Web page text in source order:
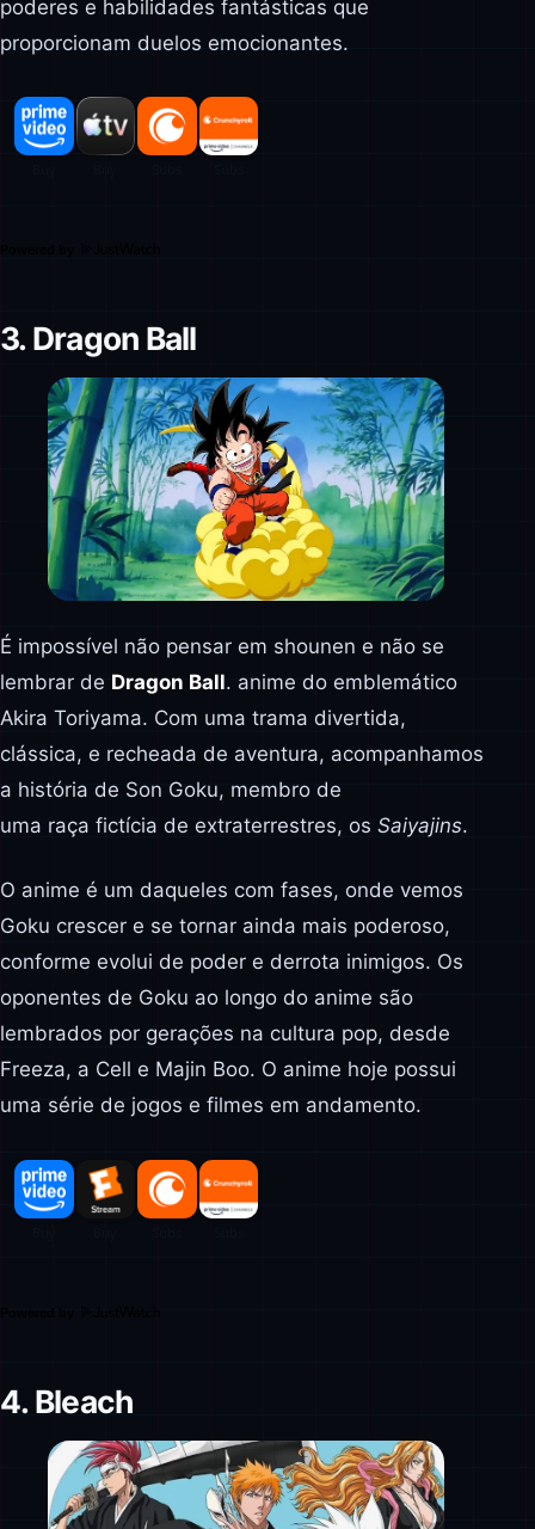
poderes e habilidades fantásticas que
proporcionam duelos emocionantes.
3. Dragon Ball
É impossível não pensar em shounen e não se
lembrar de Dragon Ball. anime do emblemático
Akira Toriyama. Com uma trama divertida,
clássica, e recheada de aventura, acompanhamos
a história de Son Goku, membro de
uma raça fictícia de extraterrestres, os Saiyajins.
O anime é um daqueles com fases, onde vemos
Goku crescer e se tornar ainda mais poderoso,
conforme evolui de poder e derrota inimigos. Os
oponentes de Goku ao longo do anime são
lembrados por gerações na cultura pop, desde
Freeza, a Cell e Majin Boo. O anime hoje possui
uma série de jogos e filmes em andamento.
Powered by
4. Bleach